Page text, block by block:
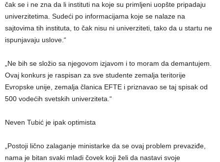
čak se i ne zna da li instituti na koje su primljeni uopšte pripadaju
univerzitetima. Sudeći po informacijama koje se nalaze na
sajtovima tih instituta, to čak nisu ni univerziteti, tako da u startu ne
ispunjavaju uslove.“
„Ne bih se složio sa njegovom izjavom i to moram da demantujem.
Ovaj konkurs je raspisan za sve studente zemalja teritorije
Evropske unije, zemalja članica EFTE i priznavao se taj spisak od
500 vodećih svetskih univerziteta.“
Neven Tubić je ipak optimista
„Postoji lično zalaganje ministarke da se ovaj problem prevaziđe,
nama je bitan svaki mladi čovek koji želi da nastavi svoje